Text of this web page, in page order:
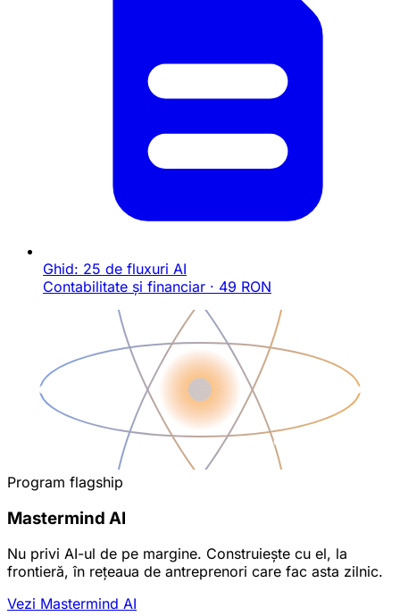
Ghid: 25 de fluxuri AI
Contabilitate și financiar · 49 RON
Program flagship
Mastermind AI
Nu privi AI-ul de pe margine. Construiește cu el, la
frontieră, în rețeaua de antreprenori care fac asta zilnic.
Vezi Mastermind AI